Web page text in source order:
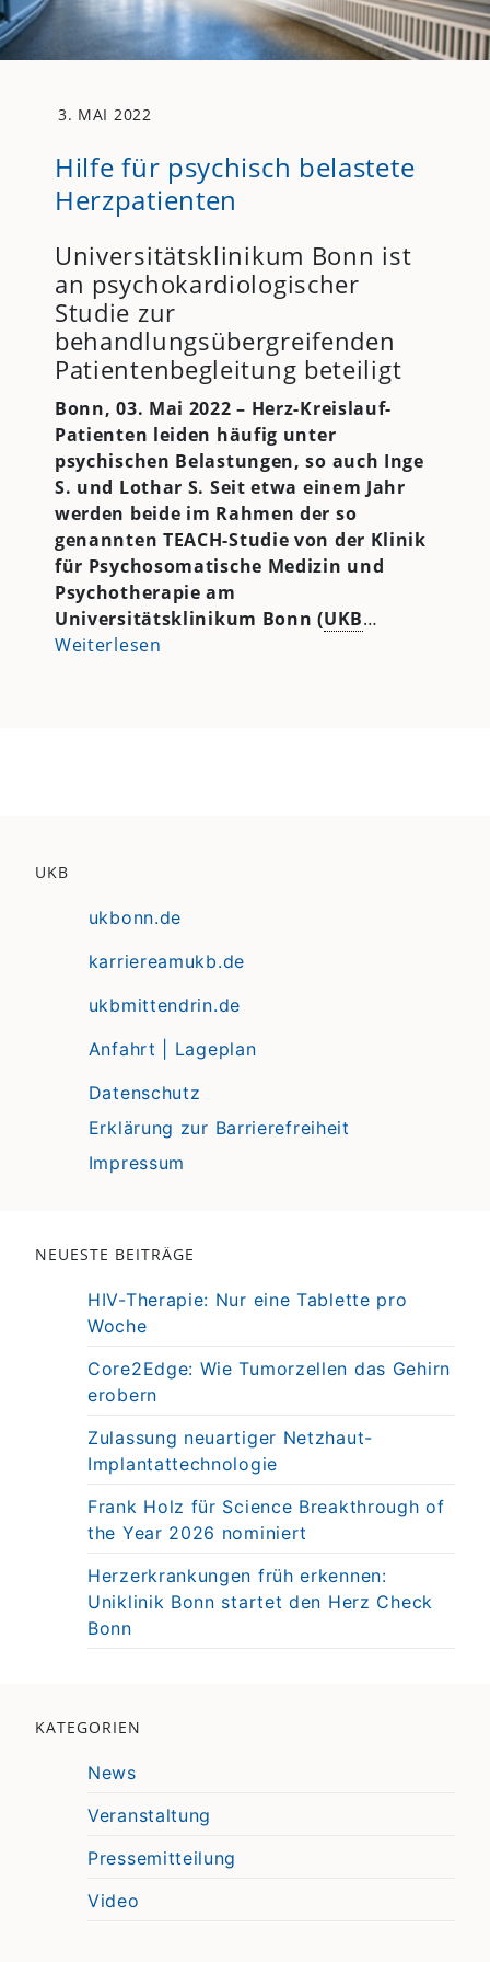
3. MAI 2022
Hilfe für psychisch belastete
Herzpatienten
Universitätsklinikum Bonn ist
an psychokardiologischer
Studie zur
behandlungsübergreifenden
Patientenbegleitung beteiligt
Bonn, 03. Mai 2022 – Herz-Kreislauf-
Patienten leiden häufig unter
psychischen Belastungen, so auch Inge
S. und Lothar S. Seit etwa einem Jahr
werden beide im Rahmen der so
genannten TEACH-Studie von der Klinik
für Psychosomatische Medizin und
Psychotherapie am
Universitätsklinikum Bonn (UKB…
Weiterlesen
UKB
ukbonn.de
karriereamukb.de
ukbmittendrin.de
Anfahrt | Lageplan
Datenschutz
Erklärung zur Barrierefreiheit
Impressum
NEUESTE BEITRÄGE
HIV-Therapie: Nur eine Tablette pro
Woche
Core2Edge: Wie Tumorzellen das Gehirn
erobern
Zulassung neuartiger Netzhaut-
Implantattechnologie
Frank Holz für Science Breakthrough of
the Year 2026 nominiert
Herzerkrankungen früh erkennen:
Uniklinik Bonn startet den Herz Check
Bonn
KATEGORIEN
News
Veranstaltung
Pressemitteilung
Video